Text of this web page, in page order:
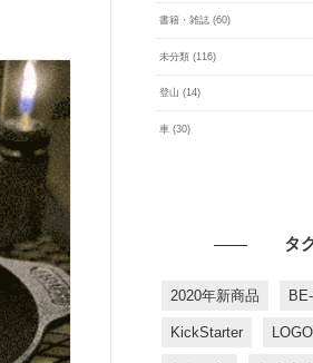
書籍・雑誌 (60)
未分類 (116)
登山 (14)
車 (30)
タ
2020年新商品
KickStarter